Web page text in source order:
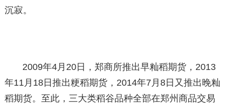
沉寂。
2009年4月20日，郑商所推出早籼稻期货，2013
年11月18日推出粳稻期货，2014年7月8日又推出晚籼
稻期货。至此，三大类稻谷品种全部在郑州商品交易